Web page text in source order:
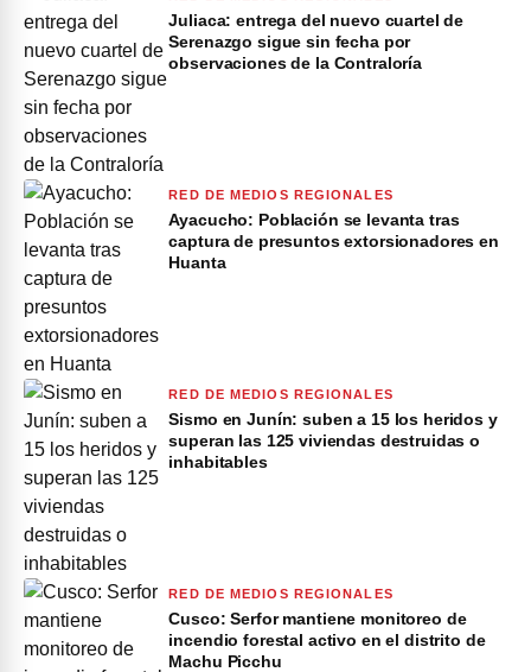
Juliaca: entrega del nuevo cuartel de
Serenazgo sigue sin fecha por
observaciones de la Contraloría
RED DE MEDIOS REGIONALES
Ayacucho: Población se levanta tras
captura de presuntos extorsionadores en
Huanta
RED DE MEDIOS REGIONALES
Sismo en Junín: suben a 15 los heridos y
superan las 125 viviendas destruidas o
inhabitables
RED DE MEDIOS REGIONALES
Cusco: Serfor mantiene monitoreo de
incendio forestal activo en el distrito de
Machu Picchu